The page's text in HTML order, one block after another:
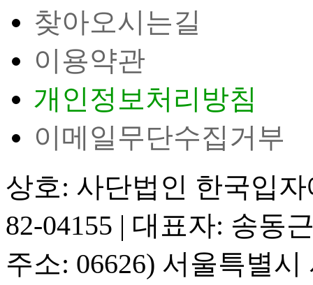
찾아오시는길
이용약관
개인정보처리방침
이메일무단수집거부
상호: 사단법인 한국입
82-04155 | 대표자: 송동
주소: 06626) 서울특별